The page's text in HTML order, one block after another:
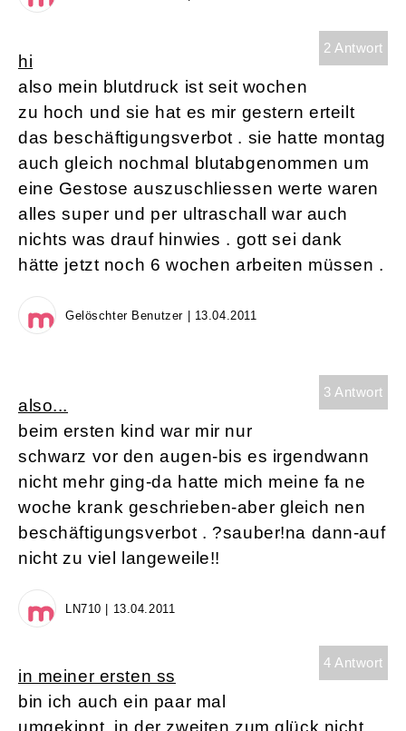
2 Antwort
hi
also mein blutdruck ist seit wochen
zu hoch und sie hat es mir gestern erteilt
das beschäftigungsverbot . sie hatte montag
auch gleich nochmal blutabgenommen um
eine Gestose auszuschliessen werte waren
alles super und per ultraschall war auch
nichts was drauf hinwies . gott sei dank
hätte jetzt noch 6 wochen arbeiten müssen .
Gelöschter Benutzer | 13.04.2011
3 Antwort
also...
beim ersten kind war mir nur
schwarz vor den augen-bis es irgendwann
nicht mehr ging-da hatte mich meine fa ne
woche krank geschrieben-aber gleich nen
beschäftigungsverbot . ?sauber!na dann-auf
nicht zu viel langeweile!!
LN710 | 13.04.2011
4 Antwort
in meiner ersten ss
bin ich auch ein paar mal
umgekippt. in der zweiten zum glück nicht